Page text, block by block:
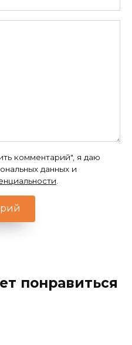
комментарий", я даю
данных и
понравиться